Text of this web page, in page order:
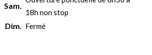
Sam.
18h non stop
Dim. Fermé